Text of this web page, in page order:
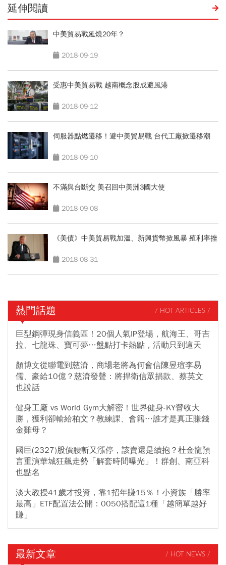
延伸閱讀
中美貿易戰延燒20年？
2018-09-19
受惠中美貿易戰 越南概念股成避風港
2018-09-12
伺服器點燃遷移！避中美貿易戰 台代工廠掀遷移潮
2018-09-10
不滿與台斷交 美召回中美洲3國大使
2018-09-08
《美債》中美貿易戰加溫、新興貨幣掀風暴 殖利率挫
2018-08-31
熱門話題 / HOT ARTICLES /
巨型鋼彈現身信義區！20個人氣IP登場，航海王、哥吉
拉、七龍珠、寶可夢…盤點打卡熱點，活動只到這天
顏博文從聯電到慈濟，商場老將為何會信陳昱瑄李易
儒、豪給10億？慈濟發聲：將捍衛信眾捐款、蔡英文
也說話
健身工廠 vs World Gym大解密！世界健身-KY營收大
勝，獲利卻輸給柏文？教練課、會籍…誰才是真正賺錢
金雞母？
國巨(2327)股價腰斬又漲停，該賣還是續抱？杜金龍預
言重演華城狂飆走勢「解套時間曝光」！群創、南亞科
也點名
淡大教授41歲才投資，靠1招年賺15％！小資族「勝率
最高」ETF配置法公開：0050搭配這1種「越簡單越好
賺」
最新文章 / HOT NEWS /